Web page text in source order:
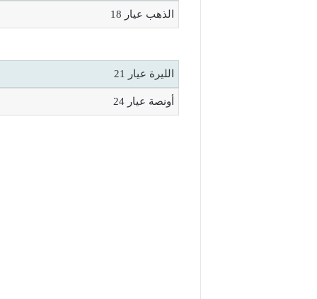
الذهب عيار 18
الليرة عيار 21
أونصة عيار 24